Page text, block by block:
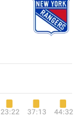
23:22 37:13 44:32